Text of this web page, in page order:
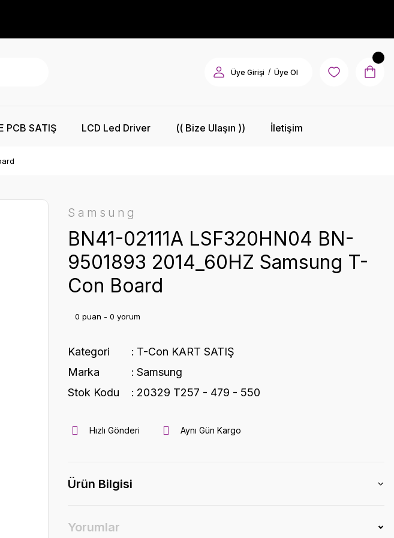
Üye Girişi / Üye Ol
PCB SATIŞ LCD Led Driver (( Bize Ulaşın )) İletişim
Samsung
BN41-02111A LSF320HN04 BN-
9501893 2014_60HZ Samsung T-
Con Board
0 puan - 0 yorum
Kategori
T-Con KART SATIŞ
Marka
Samsung
Stok Kodu
20329 T257 - 479 - 550
Hızlı Gönderi Aynı Gün Kargo
Ürün Bilgisi
Yorumlar